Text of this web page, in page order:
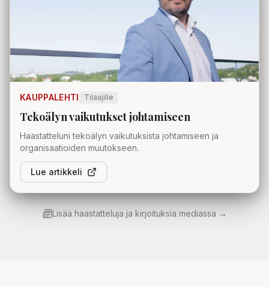
KAUPPALEHTI Tilaajille
Tekoälyn vaikutukset johtamiseen
Haastatteluni tekoälyn vaikutuksista johtamiseen ja
organisaatioiden muutokseen.
Lue artikkeli
Lisää haastatteluja ja kirjoituksia mediassa →